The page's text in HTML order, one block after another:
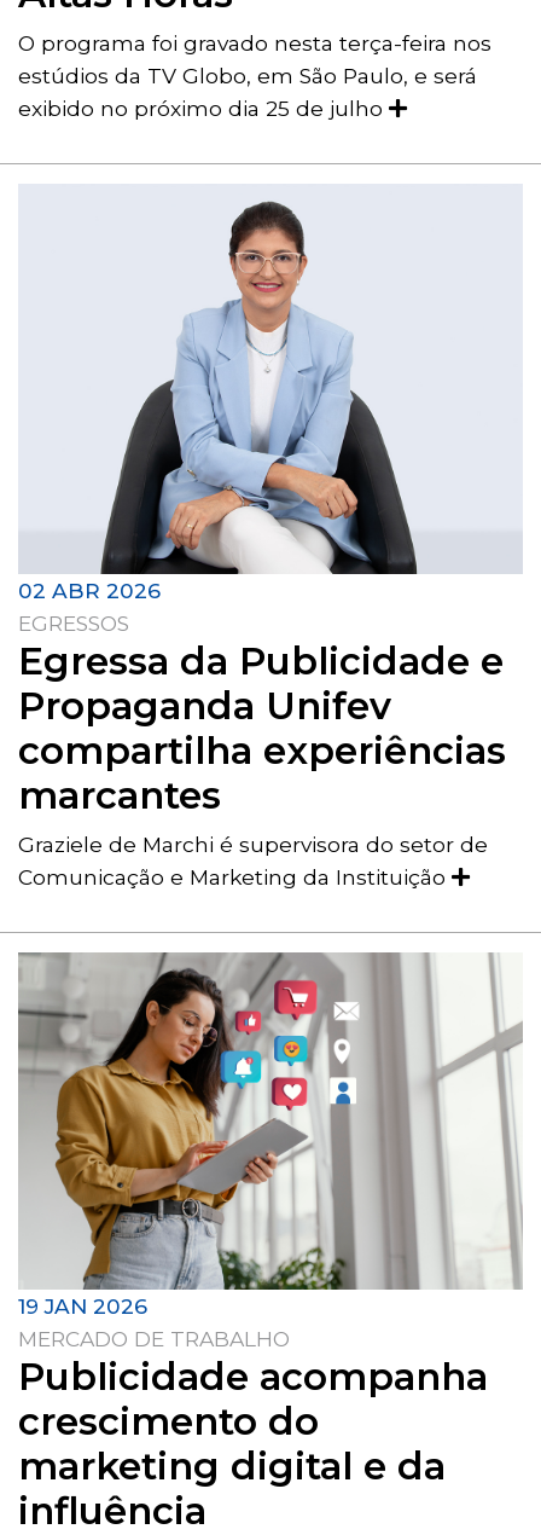
O programa foi gravado nesta terça-feira nos
estúdios da TV Globo, em São Paulo, e será
exibido no próximo dia 25 de julho
02 ABR 2026
EGRESSOS
Egressa da Publicidade e
Propaganda Unifev
compartilha experiências
marcantes
Graziele de Marchi é supervisora do setor de
Comunicação e Marketing da Instituição
19 JAN 2026
MERCADO DE TRABALHO
Publicidade acompanha
crescimento do
marketing digital e da
influência